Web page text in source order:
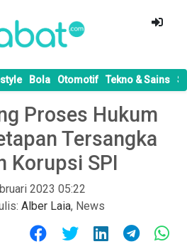
Bola Otomotif Tekno & Sains
Proses Hukum
Tersangka
Korupsi SPI
2023 05:22
Alber Laia, News